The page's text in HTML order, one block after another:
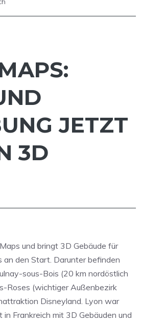
JETZT
3D
und bringt 3D Gebäude für
an den Start. Darunter befinden
sous-Bois (20 km nordöstlich
Roses (wichtiger Außenbezirk
Disneyland. Lyon war
Frankreich mit 3D Gebäuden und